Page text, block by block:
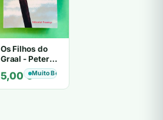
Os Filhos do
Graal - Peter
Berling
5,00€Muito Bom